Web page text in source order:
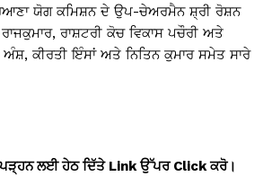
ਯੋਗ ਕਮਿਸ਼ਨ ਦੇ ਉਪ-ਚੇਅਰਮੈਨ ਸ਼੍ਰੀ ਰੋਸ਼ਨ
ਰਾਸ਼ਟਰੀ ਕੋਚ ਵਿਕਾਸ ਪਚੌਰੀ ਅਤੇ
ਕੀਰਤੀ ਇੰਸਾਂ ਅਤੇ ਨਿਤਿਨ ਕੁਮਾਰ ਸਮੇਤ ਸਾਰੇ
ਪੜ੍ਹਨ ਲਈ ਹੇਠ ਦਿੱਤੇ Linkਉੱਪਰ Clickਕਰੋ।